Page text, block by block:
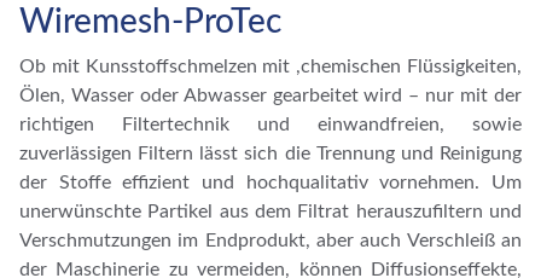
Wiremesh-ProTec
Ob mit Kunsstoffschmelzen mit ,chemischen Flüssigkeiten,
Ölen, Wasser oder Abwasser gearbeitet wird – nur mit der
richtigen Filtertechnik und einwandfreien, sowie
zuverlässigen Filtern lässt sich die Trennung und Reinigung
der Stoffe effizient und hochqualitativ vornehmen. Um
unerwünschte Partikel aus dem Filtrat herauszufiltern und
Verschmutzungen im Endprodukt, aber auch Verschleiß an
der Maschinerie zu vermeiden, können Diffusionseffekte,